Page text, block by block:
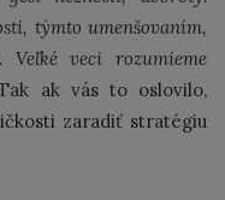
týmto umenšovaním,
veci rozumieme
ak vás to oslovilo,
zaradiť stratégiu